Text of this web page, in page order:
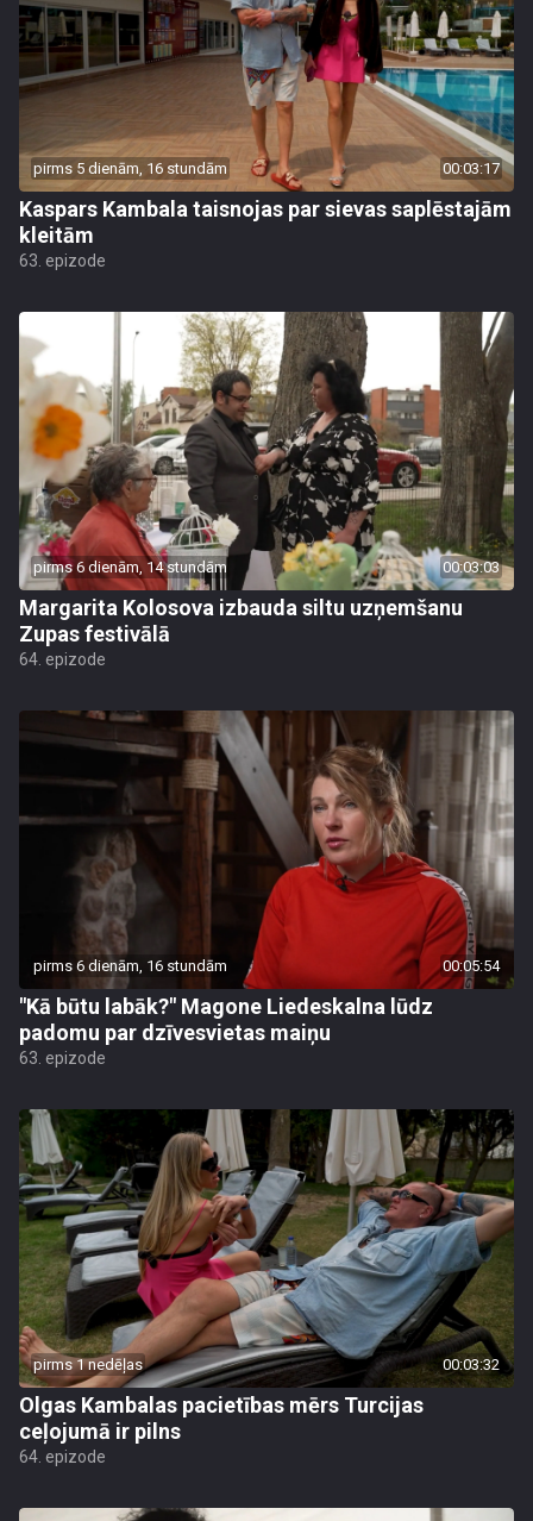
pirms 5 dienām, 16 stundām 00:03:17
Kaspars Kambala taisnojas par sievas saplēstajām
kleitām
63. epizode
pirms 6 dienām, 14 stundām 00:03:03
Margarita Kolosova izbauda siltu uzņemšanu
Zupas festivālā
64. epizode
pirms 6 dienām, 16 stundām 00:05:54
"Kā būtu labāk?" Magone Liedeskalna lūdz
padomu par dzīvesvietas maiņu
63. epizode
pirms 1 nedēļas 00:03:32
Olgas Kambalas pacietības mērs Turcijas
ceļojumā ir pilns
64. epizode